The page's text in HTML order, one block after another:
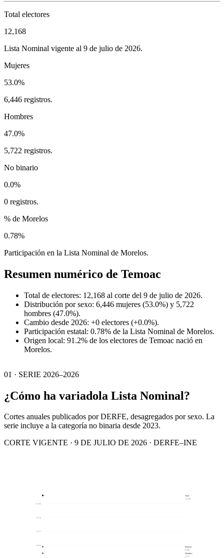
Total electores
12,168
Lista Nominal vigente al 9 de julio de 2026.
Mujeres
53.0%
6,446 registros.
Hombres
47.0%
5,722 registros.
No binario
0.0%
0 registros.
% de Morelos
0.78%
Participación en la Lista Nominal de Morelos.
Resumen numérico de Temoac
Total de electores: 12,168 al corte del 9 de julio de 2026.
Distribución por sexo: 6,446 mujeres (53.0%) y 5,722
hombres (47.0%).
Cambio desde 2026: +0 electores (+0.0%).
Participación estatal: 0.78% de la Lista Nominal de Morelos.
Origen local: 91.2% de los electores de Temoac nació en
Morelos.
01 · SERIE 2026–2026
¿Cómo ha variadola Lista Nominal?
Cortes anuales publicados por DERFE, desagregados por sexo. La
serie incluye a la categoría no binaria desde 2023.
CORTE VIGENTE · 9 DE JULIO DE 2026 · DERFE–INE
6,624
8,171
9,719
11,266
Total
12,168
Mujeres
6,446
Hombres
5,722